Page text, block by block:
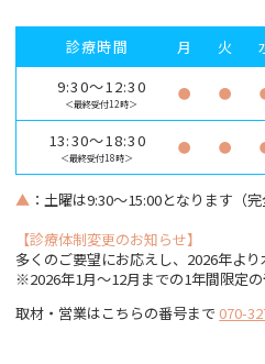
診療時間 月 火
9:30～12:30
＜最終受付12時＞
● ●
13:30～18:30
＜最終受付18時＞
● ●
▲ ：土曜は9:30～15:00となります（完
【診療体制変更のお知らせ】
多くのご要望にお応えし、2026年より
※2026年1月〜12月までの1年間限定の
取材・営業はこちらの番号まで 070-